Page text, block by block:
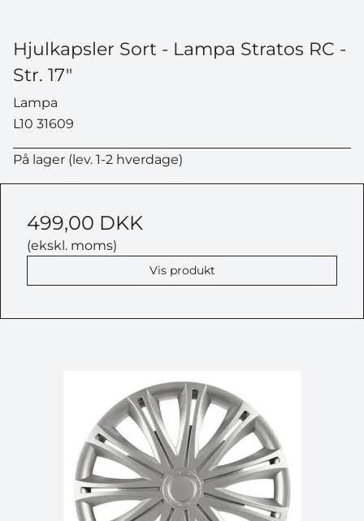
Hjulkapsler Sort - Lampa Stratos RC -
Str. 17"
Lampa
L10 31609
På lager (lev. 1-2 hverdage)
499,00 DKK
(ekskl. moms)
Vis produkt